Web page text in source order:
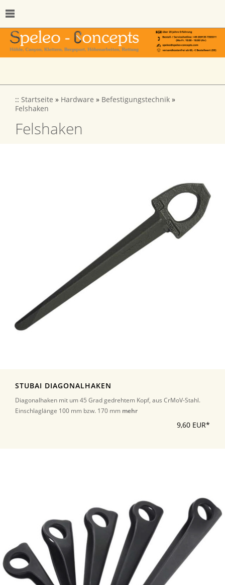
:: Startseite » Hardware » Befestigungstechnik »
Felshaken
Felshaken
STUBAI DIAGONALHAKEN
Diagonalhaken mit um 45 Grad gedrehtem Kopf, aus CrMoV-Stahl.
Einschlaglänge 100 mm bzw. 170 mm mehr
9,60 EUR*